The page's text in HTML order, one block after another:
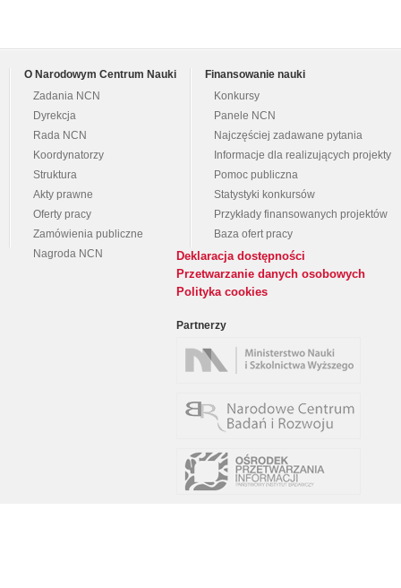
O Narodowym Centrum Nauki
Zadania NCN
Dyrekcja
Rada NCN
Koordynatorzy
Struktura
Akty prawne
Oferty pracy
Zamówienia publiczne
Nagroda NCN
Finansowanie nauki
Konkursy
Panele NCN
Najczęściej zadawane pytania
Informacje dla realizujących projekty
Pomoc publiczna
Statystyki konkursów
Przykłady finansowanych projektów
Baza ofert pracy
Deklaracja dostępności
Przetwarzanie danych osobowych
Polityka cookies
Partnerzy